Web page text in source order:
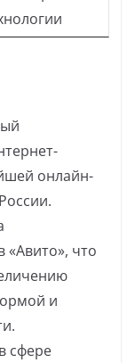
онлайн-
«Авито», что
и
сфере